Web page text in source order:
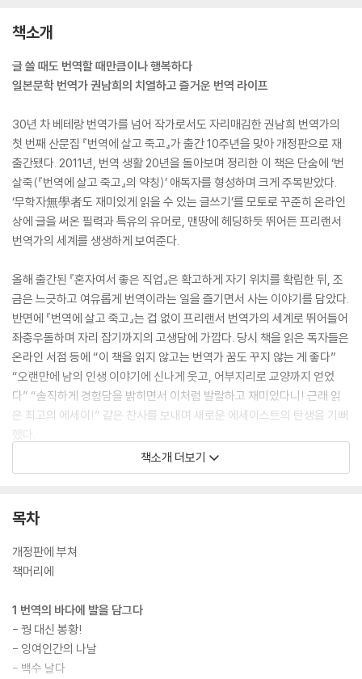
책소개
글 쓸 때도 번역할 때만큼이나 행복하다
일본문학 번역가 권남희의 치열하고 즐거운 번역 라이프
30년 차 베테랑 번역가를 넘어 작가로서도 자리매김한 권남희 번역가의
첫 번째 산문집 『번역에 살고 죽고』가 출간 10주년을 맞아 개정판으로 재
출간됐다. 2011년, 번역 생활 20년을 돌아보며 정리한 이 책은 단숨에 ‘번
살죽(『번역에 살고 죽고』의 약칭)’ 애독자를 형성하며 크게 주목받았다.
‘무학자無學者도 재미있게 읽을 수 있는 글쓰기’를 모토로 꾸준히 온라인
상에 글을 써온 필력과 특유의 유머로, 맨땅에 헤딩하듯 뛰어든 프리랜서
번역가의 세계를 생생하게 보여준다.
올해 출간된 『혼자여서 좋은 직업』은 확고하게 자기 위치를 확립한 뒤, 조
금은 느긋하고 여유롭게 번역이라는 일을 즐기면서 사는 이야기를 담았다.
반면에 『번역에 살고 죽고』는 겁 없이 프리랜서 번역가의 세계로 뛰어들어
좌충우돌하며 자리 잡기까지의 고생담에 가깝다. 당시 책을 읽은 독자들은
온라인 서점 등에 “이 책을 읽지 않고는 번역가 꿈도 꾸지 않는 게 좋다”
“오랜만에 남의 인생 이야기에 신나게 웃고, 어부지리로 교양까지 얻었
다” “솔직하게 경험담을 밝히면서 이처럼 발랄하고 재미있다니! 근래 읽
은 최고의 에세이!” 같은 찬사를 보내며 새로운 에세이스트의 탄생을 기뻐
했다.
이번 개정판은 올해 『혼자여서 좋은 직업』이 출간된 후, 끊임없는 독자들
전반적으로 표현을 세심하게 매만졌고, 표지는 두 권을 함께 소장하기 좋
다. 개정판 출간은 그동안 ‘번살죽’을 기다려온 독자는 물론, 전업 프리랜서
번역가를 지망하는 이들에게도 반가운 소식이 될 것이다.
책소개 더보기
목차
개정판에 부쳐
책머리에
1 번역의 바다에 발을 담그다
- 꿩 대신 봉황!
- 잉여인간의 나날
- 백수 날다